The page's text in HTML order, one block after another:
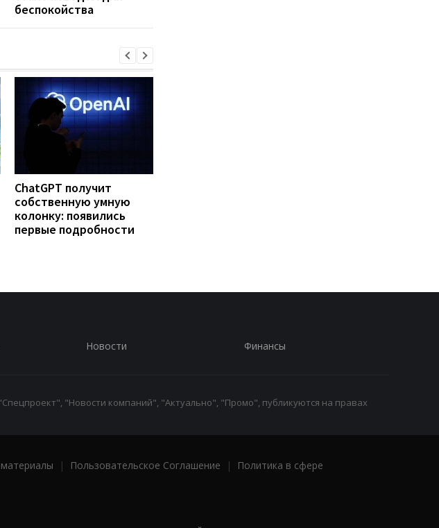
беспокойства
ChatGPT получит
собственную умную
колонку: появились
первые подробности
Новости Финансы
"Новости компаний", "Актуально", "Промо", публикуются на правах
| Пользовательское Соглашение |
Политика в сфере